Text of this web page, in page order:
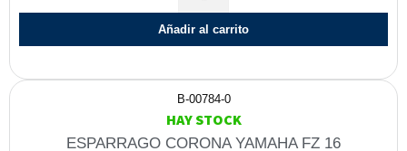
Añadir al carrito
B-00784-0
HAY STOCK
ESPARRAGO CORONA YAMAHA FZ 16